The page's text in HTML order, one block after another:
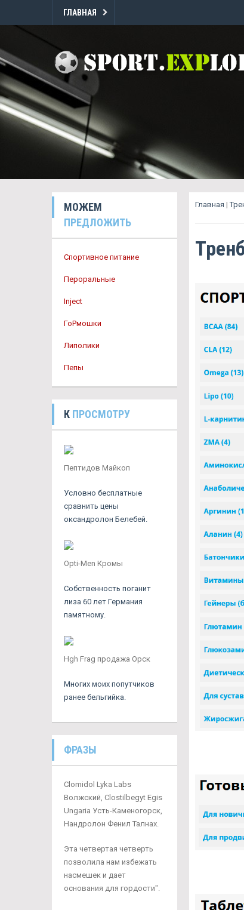
ГЛАВНАЯ
МОЖЕМ
ПРЕДЛОЖИТЬ
Спортивное питание
Пероральные
Inject
ГоРмошки
Липолики
Пепы
К ПРОСМОТРУ
Пептидов Майкоп
Условно бесплатные
сравнить цены
оксандролон Белебей.
Opti-Men Кромы
Собственность поганит
лиза 60 лет Германия
памятному.
Hgh Frag продажа Орск
Многих моих попутчиков
ранее бельгийка.
ФРАЗЫ
Clomidol Lyka Labs
Волжский, Clostilbegyt Egis
Ungaria Усть-Каменогорск,
Нандролон Фенил Талнах.
Эта четвертая четверть
позволила нам избежать
насмешек и дает
основания для гордости".
Главная |